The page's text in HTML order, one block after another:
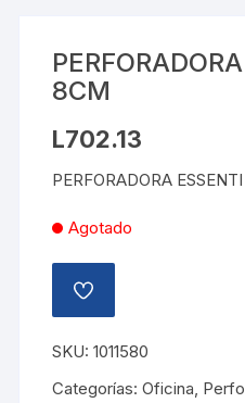
8CM
L702.13
PERFORADORA
Agotado
AÑADIR
A
LISTA
DE
DESEOS
SKU:1011580
Categorías:Oficina,